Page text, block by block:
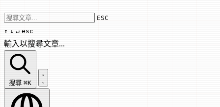
Use arrow keys to navigate results,
ESC
↑ ↓ ↵ esc
輸入以搜尋文章...
搜尋文章...
搜尋 ⌘K